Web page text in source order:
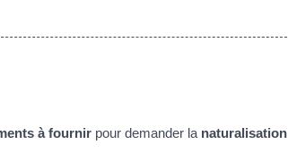
à fournir pour demander la naturalisation